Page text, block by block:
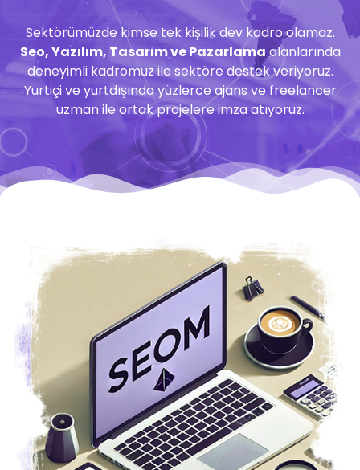
Sektörümüzde kimse tek kişilik dev kadro olamaz.
Seo, Yazılım, Tasarım ve Pazarlamaalanlarında
deneyimli kadromuz ile sektöre destek veriyoruz.
Yurtiçi ve yurtdışında yüzlerce ajans ve freelancer
uzman ile ortak projelere imza atıyoruz.